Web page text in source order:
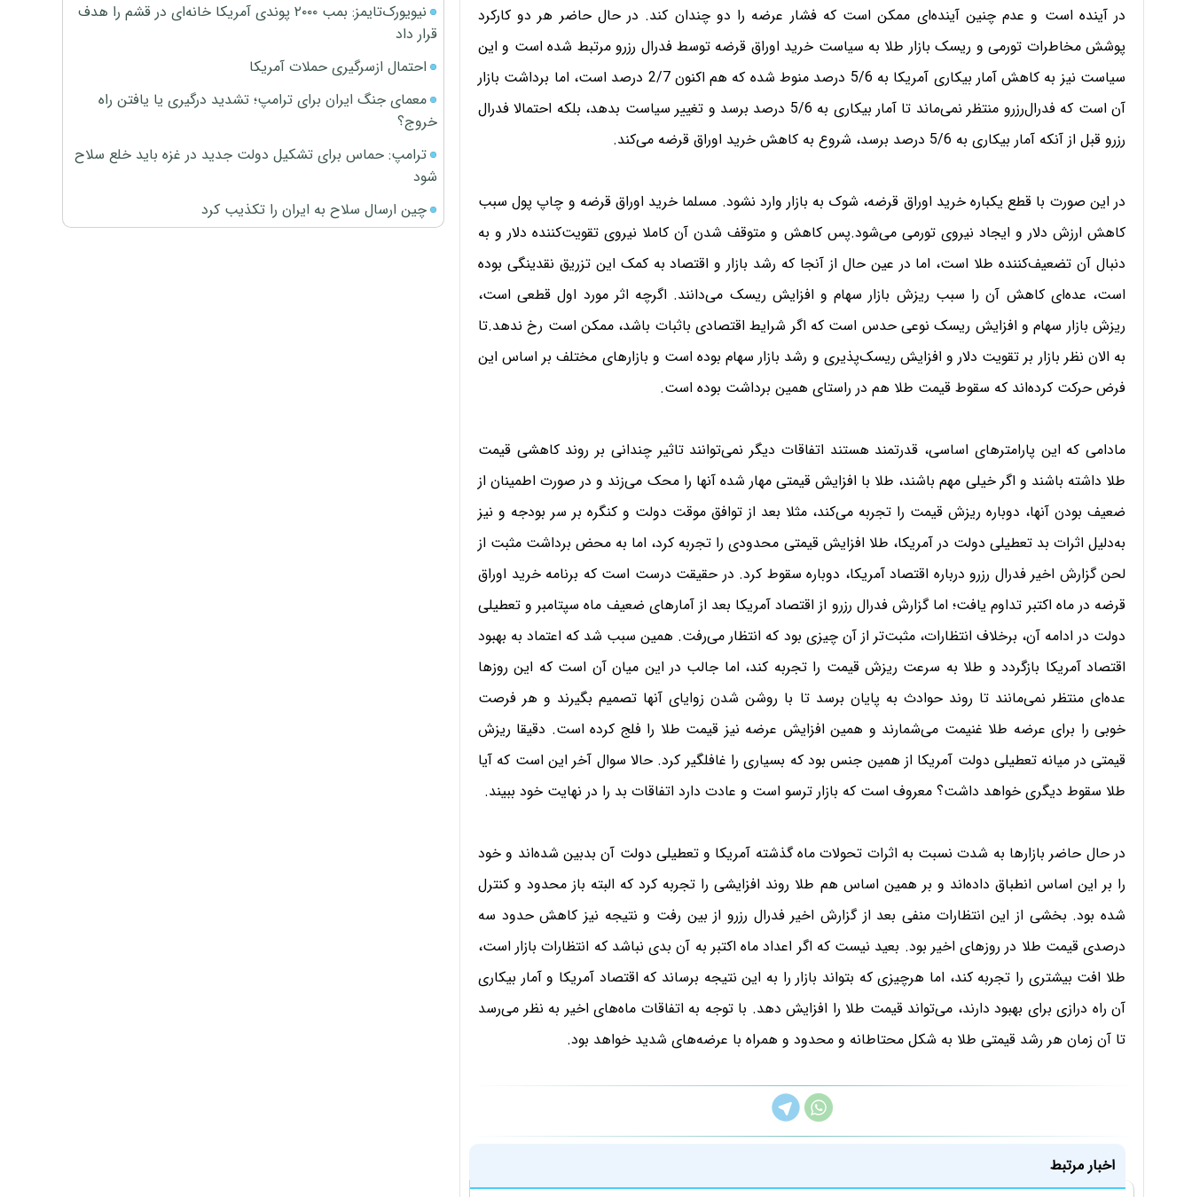
در آینده است و عدم چنین آینده‌ای ممکن است که فشار عرضه را دو چندان کند. در حال حاضر هر دو کارکرد
پوشش مخاطرات تورمی و ریسک بازار طلا به سیاست خرید اوراق قرضه توسط فدرال رزرو مرتبط شده است و این
سیاست نیز به کاهش آمار بیکاری آمریکا به 5/6 درصد منوط شده که هم اکنون 2/7 درصد است، اما برداشت بازار
آن است که فدرال‌رزرو منتظر نمی‌ماند تا آمار بیکاری به 5/6 درصد برسد و تغییر سیاست بدهد، بلکه احتمالا فدرال
رزرو قبل از آنکه آمار بیکاری به 5/6 درصد برسد، شروع به کاهش خرید اوراق قرضه می‌کند.
در اين صورت با قطع یکباره خرید اوراق قرضه، شوک به بازار وارد نشود. مسلما خرید اوراق قرضه و چاپ پول سبب
کاهش ارزش دلار و ایجاد نیروی تورمی می‌شود.پس کاهش و متوقف شدن آن کاملا نیروی تقویت‌کننده دلار و به
دنبال آن تضعیف‌کننده طلا است، اما در عین حال از آنجا که رشد بازار و اقتصاد به کمک این تزریق نقدینگی بوده
است، عده‌ای کاهش آن را سبب ریزش بازار سهام و افزایش ریسک می‌دانند. اگرچه اثر مورد اول قطعی است،
ریزش بازار سهام و افزایش ریسک نوعی حدس است که اگر شرایط اقتصادی باثبات باشد، ممکن است رخ ندهد.تا
به الان نظر بازار بر تقویت دلار و افزایش ریسک‌پذیری و رشد بازار سهام بوده است و بازارهای مختلف بر اساس این
فرض حرکت کرده‌اند که سقوط قیمت طلا هم در راستای همین برداشت بوده است.
مادامی که این پارامترهای اساسی، قدرتمند هستند اتفاقات دیگر نمی‌توانند تاثیر چندانی بر روند کاهشی قیمت
طلا داشته باشند و اگر خیلی مهم باشند، طلا با افزایش قیمتی مهار شده آنها را محک می‌زند و در صورت اطمینان از
ضعیف بودن آنها، دوباره ریزش قیمت را تجربه می‌کند، مثلا بعد از توافق موقت دولت و کنگره بر سر بودجه و نیز
به‌دلیل اثرات بد تعطیلی دولت در آمریکا، طلا افزایش قیمتی محدودی را تجربه کرد، اما به محض برداشت مثبت از
لحن گزارش اخیر فدرال رزرو درباره اقتصاد آمریکا، دوباره سقوط کرد. در حقیقت درست است که برنامه خرید اوراق
قرضه در ماه اکتبر تداوم یافت؛ اما گزارش فدرال رزرو از اقتصاد آمریکا بعد از آمارهای ضعیف ماه سپتامبر و تعطیلی
دولت در ادامه آن، برخلاف انتظارات، مثبت‌تر از آن چیزی بود که انتظار می‌رفت. همین سبب شد که اعتماد به بهبود
اقتصاد آمریکا بازگردد و طلا به سرعت ریزش قیمت را تجربه کند، اما جالب در این میان آن است که این روزها
عده‌ای منتظر نمی‌مانند تا روند حوادث به پایان برسد تا با روشن شدن زوایای آنها تصمیم بگیرند و هر فرصت
خوبی را برای عرضه طلا غنیمت می‌شمارند و همین افزایش عرضه نیز قیمت طلا را فلج کرده است. دقیقا ریزش
قیمتی در میانه تعطیلی دولت آمریکا از همین جنس بود که بسیاری را غافلگیر کرد. حالا سوال آخر این است که آیا
طلا سقوط دیگری خواهد داشت؟ معروف است که بازار ترسو است و عادت دارد اتفاقات بد را در نهایت خود ببیند.
در حال حاضر بازارها به شدت نسبت به اثرات تحولات ماه گذشته آمریکا و تعطیلی دولت آن بدبین شده‌اند و خود
را بر این اساس انطباق داده‌اند و بر همین اساس هم طلا روند افزایشی را تجربه کرد که البته باز محدود و کنترل
شده بود. بخشی از این انتظارات منفی بعد از گزارش اخیر فدرال رزرو از بین رفت و نتیجه نیز کاهش حدود سه
درصدی قیمت طلا در روزهای اخیر بود. بعید نیست که اگر اعداد ماه اکتبر به آن بدی نباشد که انتظارات بازار است،
طلا افت بیشتری را تجربه کند، اما هرچیزی که بتواند بازار را به این نتیجه برساند که اقتصاد آمریکا و آمار بیکاری
آن راه درازی برای بهبود دارند، می‌تواند قیمت طلا را افزایش دهد. با توجه به اتفاقات ماه‌های اخیر به نظر می‌رسد
تا آن زمان هر رشد قیمتی طلا به شکل محتاطانه و محدود و همراه با عرضه‌های شدید خواهد بود.
اخبار مرتبط
نیویورک‌تایمز: بمب ۲۰۰۰ پوندی آمریکا خانه‌ای در قشم را هدف
قرار داد
احتمال ازسرگیری حملات آمریکا
معمای جنگ ایران برای ترامپ؛ تشدید درگیری یا یافتن راه
خروج؟
ترامپ: حماس برای تشکیل دولت جدید در غزه باید خلع سلاح
شود
چین ارسال سلاح به ایران را تکذیب کرد